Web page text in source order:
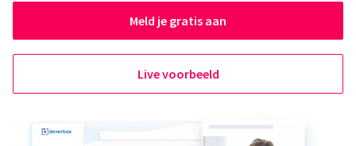
Meld je gratis aan
Live voorbeeld